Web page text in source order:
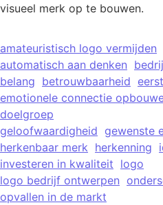
visueel merk op te bouwen.
amateuristisch logo vermijden
automatisch aan denken
belang betrouwbaarheid
emotionele connectie
doelgroep
geloofwaardigheid gewenste
herkenbaar merk herkenning
investeren in kwaliteit logo
logo bedrijf ontwerpen
opvallen in de markt